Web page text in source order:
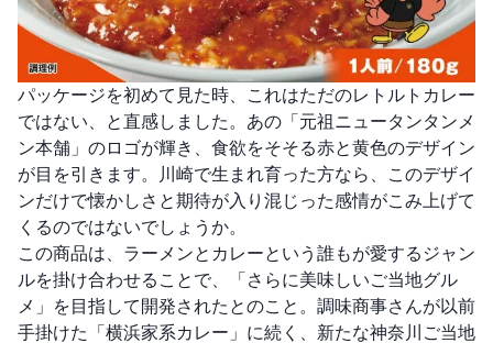
パッケージを初めて見た時、これはただのレトルトカレー
ではない、と直感しました。あの「元祖ニュータンタンメ
ン本舗」のロゴが輝き、食欲をそそる赤と黄色のデザイン
が目を引きます。川崎で生まれ育った方なら、このデザイ
ンだけで懐かしさと期待が入り混じった感情がこみ上げて
くるのではないでしょうか。
この商品は、ラーメンとカレーという誰もが愛するジャン
ルを掛け合わせることで、「さらに美味しいご当地グル
メ」を目指して開発されたとのこと。調味商事さんが以前
手掛けた「横浜家系カレー」に続く、新たな神奈川ご当地